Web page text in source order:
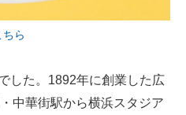
ちら
した。1892年に創業した広
中華街駅から横浜スタジア